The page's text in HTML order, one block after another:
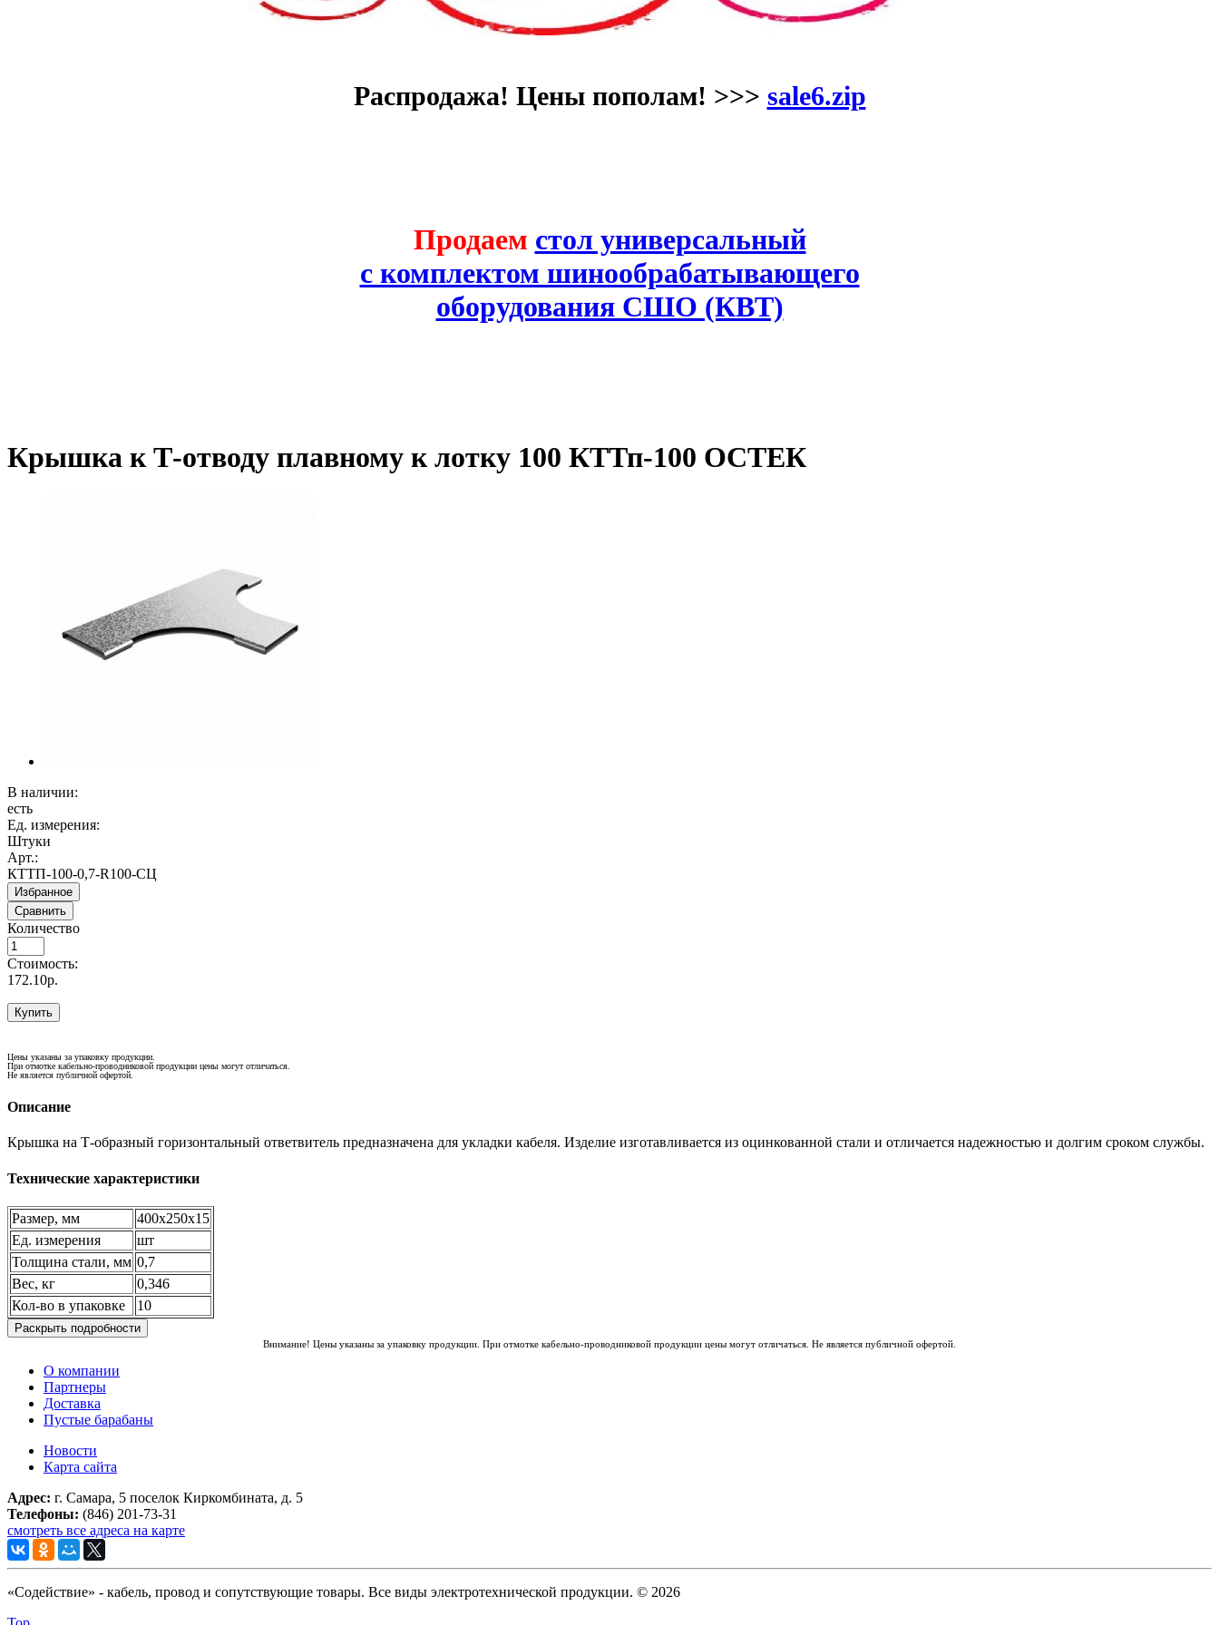
Распродажа! Цены пополам! >>> sale6.zip
Продаем стол универсальный
с комплектом шинообрабатывающего
оборудования СШО (КВТ)
Крышка к Т-отводу плавному к лотку 100 КТТп-100 ОСТЕК
В наличии:
есть
Ед. измерения:
Штуки
Арт.:
КТТП-100-0,7-R100-СЦ
Избранное
Сравнить
Количество
Стоимость:
172.10р.
Купить
Цены указаны за упаковку продукции.
При отмотке кабельно-проводниковой продукции цены могут отличаться.
Не является публичной офертой.
Описание
Крышка на Т-образный горизонтальный ответвитель предназначена для укладки кабеля. Изделие изготавливается из оцинкованной стали и отличается надежностью и долгим сроком службы.
Технические характеристики
Размер, мм
400х250х15
Ед. измерения
шт
Толщина стали, мм 0,7
Вес, кг
0,346
Кол-во в упаковке
10
Раскрыть подробности
Внимание! Цены указаны за упаковку продукции. При отмотке кабельно-проводниковой продукции цены могут отличаться. Не является публичной офертой.
О компании
Партнеры
Доставка
Пустые барабаны
Новости
Карта сайта
Адрес: г. Самара, 5 поселок Киркомбината, д. 5
Телефоны: (846) 201-73-31
смотреть все адреса на карте
«Содействие» - кабель, провод и сопутствующие товары. Все виды электротехнической продукции. © 2026